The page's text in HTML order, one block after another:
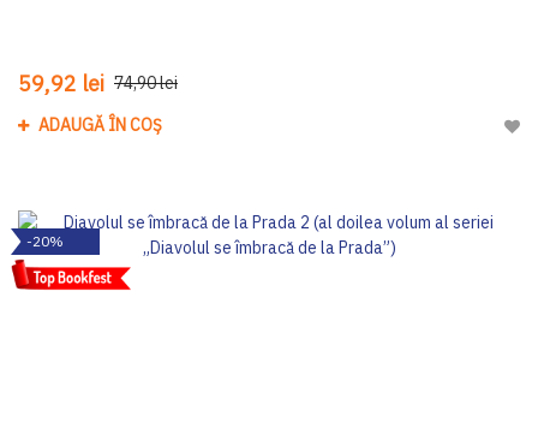
59,92 lei 74,90 lei
ADAUGĂ ÎN COȘ
-20%